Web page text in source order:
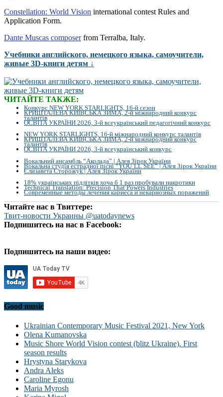
Constellation: World Vision international contest Rules and
Application Form.
Dante Muscas composerfrom Terralba, Italy.
Учебники английского, немецкого языка, самоучители,
живые 3D-книги детям ↓
ЧИТАЙТЕ ТАКЖЕ:
Конкурс NEW YORK STARLIGHTS, 16-й сезон
КРИШТАЛЕВА КИЇВСЬКА ЗИМА, 2-й міжнародний конкурс
талантів
ОСВІТА УКРАЇНИ 2026, 3-й всеукраїнський педагогічний конкурс
NEW YORK STARLIGHTS, 16-й міжнародний конкурс талантів
КРИШТАЛЕВА КИЇВСЬКА ЗИМА, 2-й міжнародний конкурс
талантів
ОСВІТА УКРАЇНИ 2026, 3-й всеукраїнський конкурс
Вокальний ансамбль “Аколада” | Алея Зірок України
Вокальна студія естрадної пісні “YOU`LL SEE” | Алея Зірок України
Єлизавета Сторожук | Алея Зірок України
18% українських підлітків хоча б 1 раз пробували накротики
Technical Translation: Precision That Powers Industries
Современные методы лечения кариеса и некариозных поражений
Читайте нас в Твиттере:
Твит-новости Украины @uatodaynews
Подпишитесь на нас в Facebook:
Подпишитесь на наши видео:
Good music
Ukrainian Contemporary Music Festival 2021, New York
Olena Kumanovska
Music Shore World Vision contest (blitz Ukraine). First
season results
Hrystyna Starykova
Andra Aleks
Caroline Egonu
Maria Myrosh